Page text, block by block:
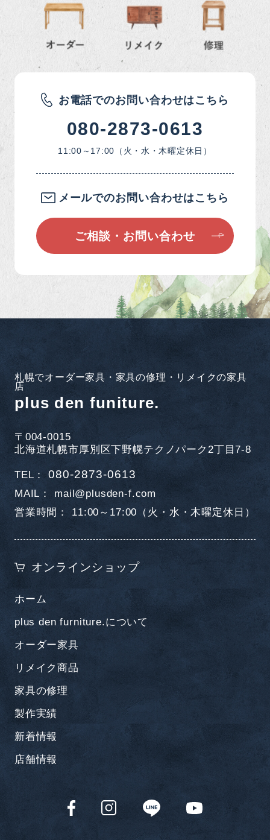
お電話でのお問い合わせはこちら
080-2873-0613
11:00～17:00（火・水・木曜定休日）
メールでのお問い合わせはこちら
ご相談・お問い合わせ
札幌でオーダー家具・家具の修理・リメイクの家具
店
plus den funiture.
〒004-0015
北海道札幌市厚別区下野幌テクノパーク2丁目7-8
TEL 080-2873-0613
MAIL
mail@plusden-f.com
営業時間
11:00～17:00（火・水・木曜定休日）
オンラインショップ
ホーム
plus den furniture.について
オーダー家具
リメイク商品
家具の修理
製作実績
新着情報
店舗情報